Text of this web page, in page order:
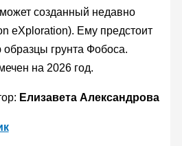
созданный недавно
eXploration). Ему предстоит
грунта Фобоса.
на 2026 год.
Елизавета Александрова